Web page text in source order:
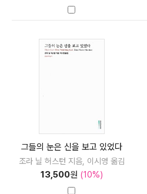
그들의 눈은 신을 보고 있었다
조라 닐 허스턴 지음, 이시영 옮김
13,500원 (10%)